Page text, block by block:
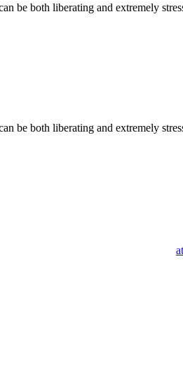
be both liberating and extremely
be both liberating and extremely
at